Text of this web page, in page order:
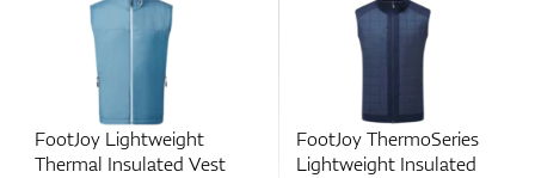
Vest
FootJoy ThermoSeries
Lightweight Insulated
FootJoy
Vest